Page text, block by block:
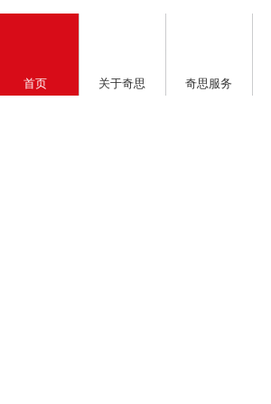
首页 关于奇思 奇思服务